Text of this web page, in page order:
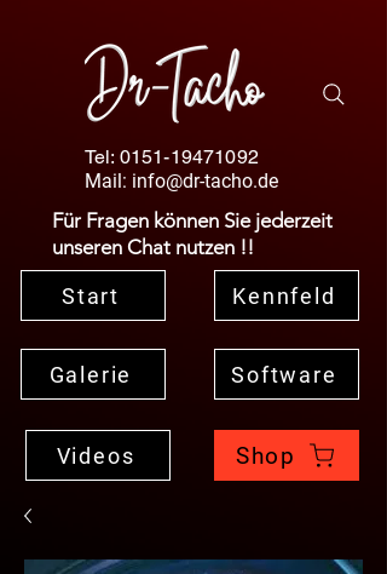
Galerie
Videos
Start
Software
Kennfeld
Shop
Für Fragen können Sie jederzeit
unseren Chat nutzen !!
Tel: 0151-19471092
Mail: info@dr-tacho.de